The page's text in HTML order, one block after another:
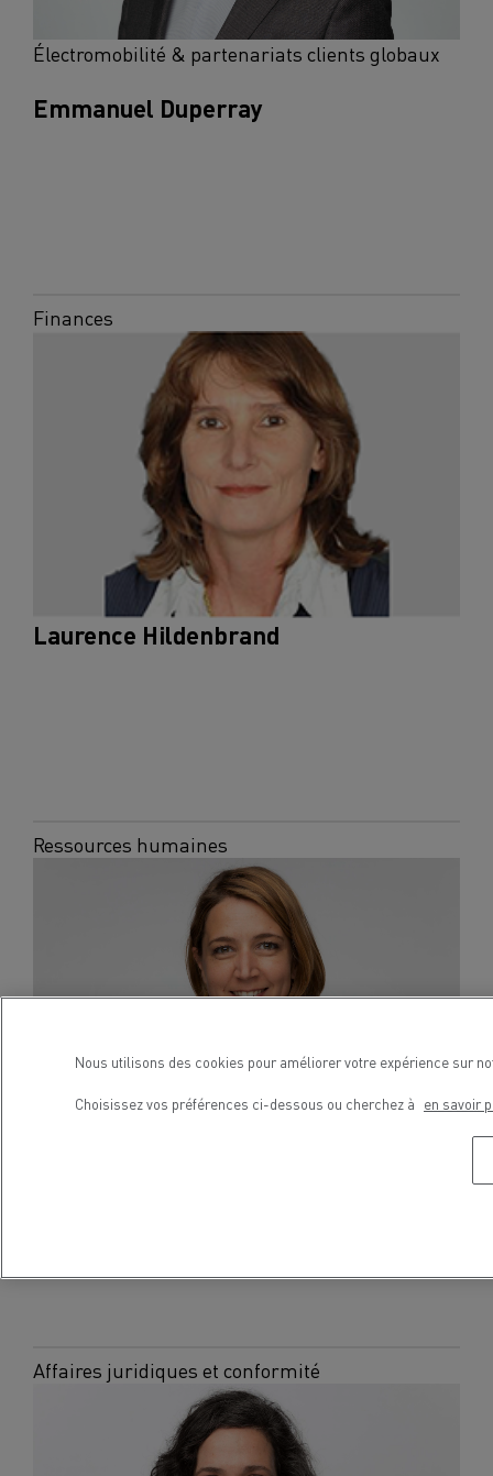
Électromobilité & partenariats clients globaux
Emmanuel Duperray
Finances
Laurence Hildenbrand
Ressources humaines
Affaires juridiques et conformité
Nous utilisons des cookies pour améliorer votre expérience sur
Choisissez vos préférences ci-dessous ou cherchez à en savoir